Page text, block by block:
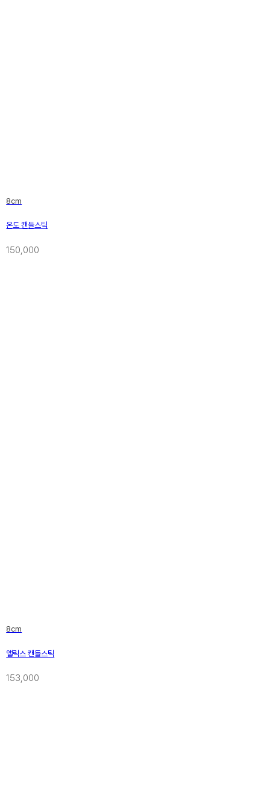
8cm
온도 캔들스틱
150,000
8cm
앨릭스 캔들스틱
153,000